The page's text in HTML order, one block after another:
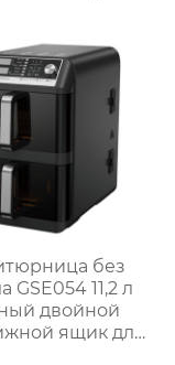
без
GSE054 11,2 л
двойной
ящик для